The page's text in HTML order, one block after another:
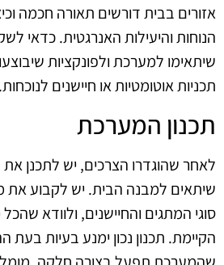
אזורים בבית דורשים תאורה חכמה
הנוחות והיעילות האנרגטית. כדאי
שיתאימו למערכת ולפונקציות
תכניות אוטומטיות או חיישנים לנוכחות.
תכנון המערכת
לאחר שהוגדרו הצרכים, יש לתכנן
שיתאים למבנה הבית. יש לקבוע את
סוגי המתגים והחיישנים, ולוודא
הקיימת. תכנון נכון ימנע בעיות בעת